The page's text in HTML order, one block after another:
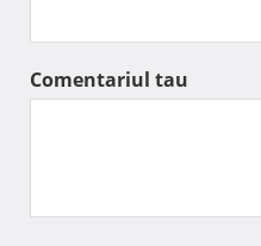
Comentariul tau